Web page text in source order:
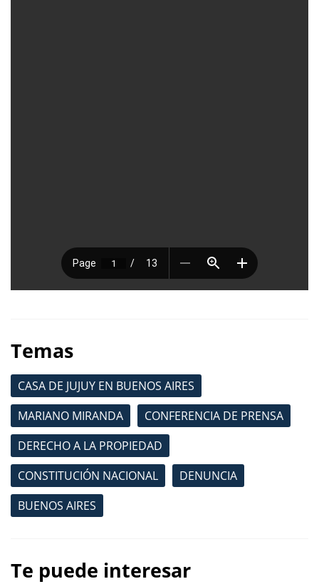
Temas
CASA DE JUJUY EN BUENOS AIRES
MARIANO MIRANDA
CONFERENCIA DE PRENSA
DERECHO A LA PROPIEDAD
CONSTITUCIÓN NACIONAL
DENUNCIA
BUENOS AIRES
Te puede interesar